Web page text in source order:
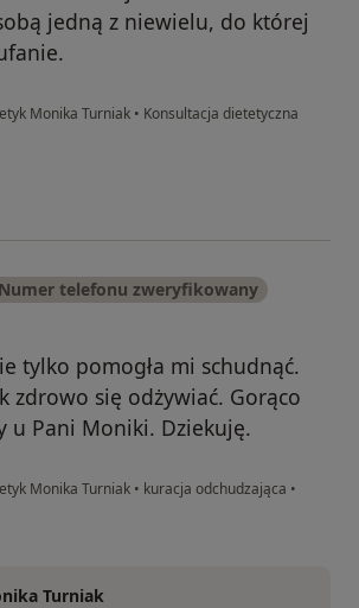
jedną z niewielu, do której
Monika Turniak • Konsultacja dietetyczna
Numer telefonu zweryfikowany
tylko pomogła mi schudnąć.
zdrowo się odżywiać. Gorąco
u Pani Moniki. Dziekuję.
Monika Turniak • kuracja odchudzająca •
Turniak